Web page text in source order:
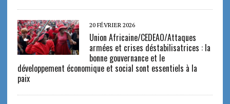
20 FÉVRIER 2026
Union Africaine/CEDEAO/Attaques
armées et crises déstabilisatrices : la
bonne gouvernance et le
développement économique et social sont essentiels à la
paix